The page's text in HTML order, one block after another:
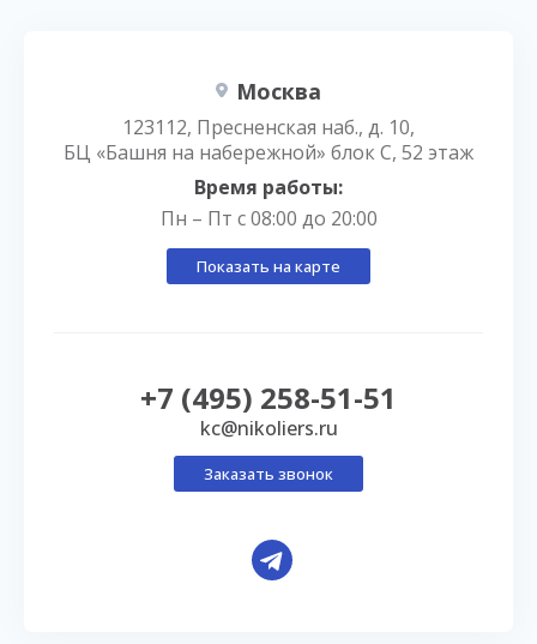
Москва
123112, Пресненская наб., д. 10,
БЦ «Башня на набережной» блок С, 52 этаж
Время работы:
Пн – Пт с 08:00 до 20:00
Показать на карте
+7 (495) 258-51-51
kc@nikoliers.ru
Заказать звонок